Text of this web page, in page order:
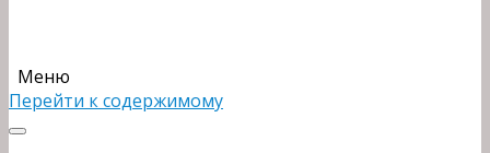
Меню
Перейти к содержимому